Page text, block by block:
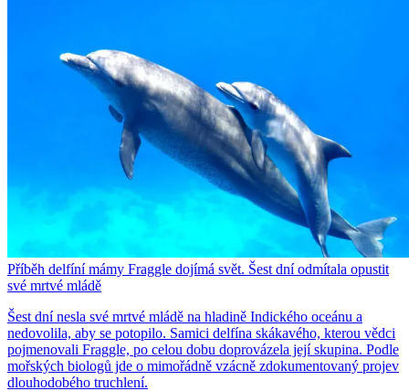
Příběh delfíní mámy Fraggle dojímá svět. Šest dní odmítala opustit
své mrtvé mládě
Šest dní nesla své mrtvé mládě na hladině Indického oceánu a
nedovolila, aby se potopilo. Samici delfína skákavého, kterou vědci
pojmenovali Fraggle, po celou dobu doprovázela její skupina. Podle
mořských biologů jde o mimořádně vzácně zdokumentovaný projev
dlouhodobého truchlení.